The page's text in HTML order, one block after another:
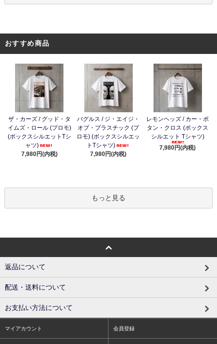
おすすめ商品
ザ・カーズ / グッド・タ
イムズ・ロール (プロモ)
(ボックスシルエットTシ
ャツ)
7,980円(内税)
バグルス / ジ・エイジ・
オブ・プラスチック (プ
ロモ) (ボックスシルエッ
トTシャツ)
7,980円(内税)
レモンヘッズ / カー・ボ
タン・クロス (ボックス
シルエット Tシャツ)
7,980円(内税)
もっと見る
返品について
配送・送料について
お支払い方法について
マイアカウント 会員登録